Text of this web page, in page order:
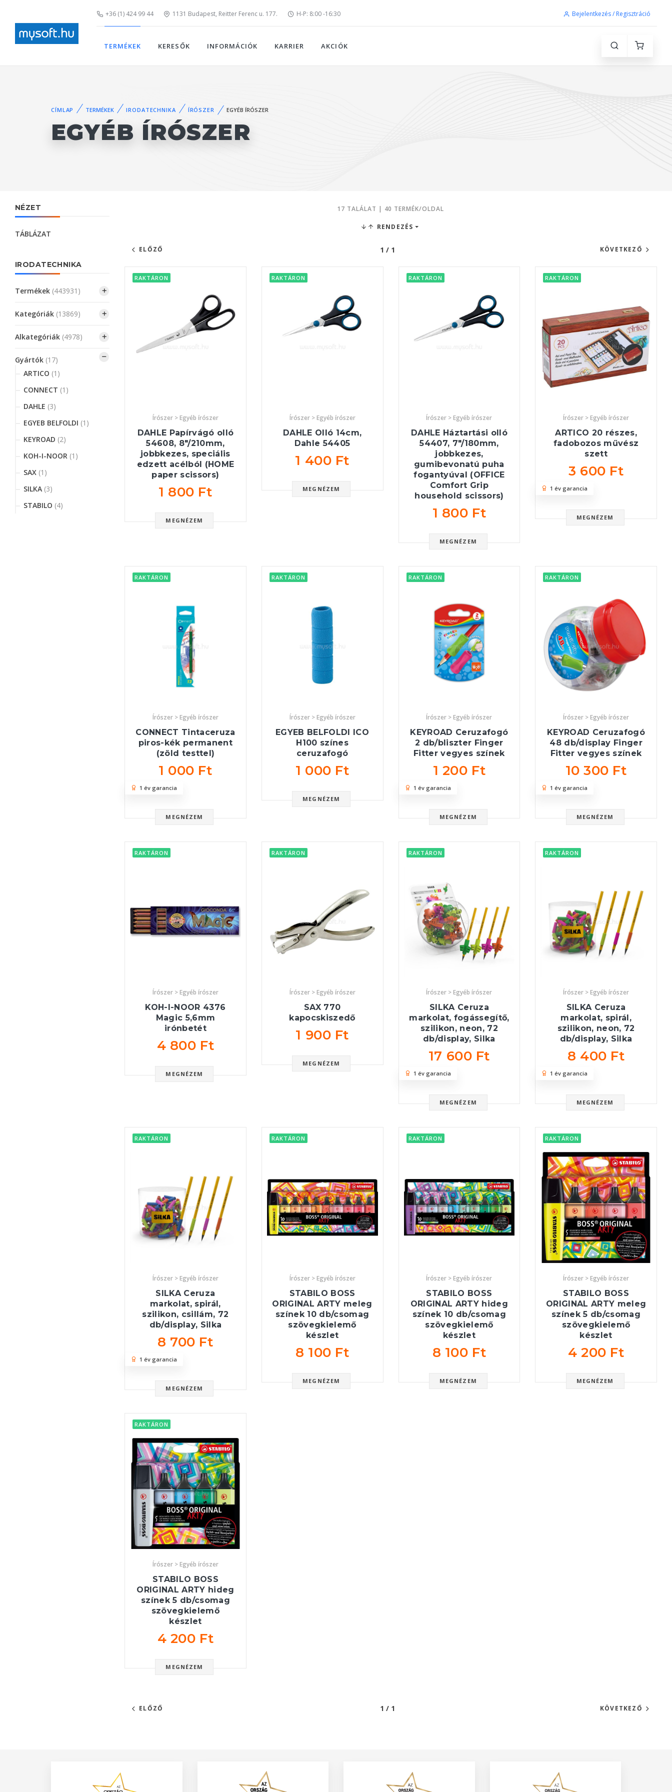
+36 (1) 424 99 44 1131 Budapest, Reitter Ferenc u. 177. H-P: 8:00 -16:30 Bejelentkezés / Regisztráció
TERMÉKEK KERESŐK INFORMÁCIÓK KARRIER AKCIÓK
CÍMLAP TERMÉKEK IRODATECHNIKA ÍRÓSZER EGYÉB ÍRÓSZER
EGYÉB ÍRÓSZER
NÉZET
TÁBLÁZAT
IRODATECHNIKA
Termékek (443931)
Kategóriák (13869)
Alkategóriák (4978)
Gyártók (17)
ARTICO (1)
CONNECT (1)
DAHLE (3)
EGYEB BELFOLDI (1)
KEYROAD (2)
KOH-I-NOOR (1)
SAX (1)
SILKA (3)
STABILO (4)
17 TALÁLAT | 40 TERMÉK/OLDAL
RENDEZÉS
ELŐZŐ 1 / 1 KÖVETKEZŐ
RAKTÁRON
Írószer > Egyéb írószer
DAHLE Papírvágó olló
54608, 8"/210mm,
jobbkezes, speciális
edzett acélból (HOME
paper scissors)
1 800 Ft
MEGNÉZEM
RAKTÁRON
Írószer > Egyéb írószer
DAHLE Olló 14cm,
Dahle 54405
1 400 Ft
MEGNÉZEM
RAKTÁRON
Írószer > Egyéb írószer
DAHLE Háztartási olló
54407, 7"/180mm,
jobbkezes,
gumibevonatú puha
fogantyúval (OFFICE
Comfort Grip
household scissors)
1 800 Ft
MEGNÉZEM
RAKTÁRON
Írószer > Egyéb írószer
ARTICO 20 részes,
fadobozos művész
szett
3 600 Ft
MEGNÉZEM
1 év garancia
RAKTÁRON
Írószer > Egyéb írószer
CONNECT Tintaceruza
piros-kék permanent
(zöld testtel)
1 000 Ft
MEGNÉZEM
1 év garancia
RAKTÁRON
Írószer > Egyéb írószer
EGYEB BELFOLDI ICO
H100 színes
ceruzafogó
1 000 Ft
MEGNÉZEM
RAKTÁRON
Írószer > Egyéb írószer
KEYROAD Ceruzafogó
2 db/bliszter Finger
Fitter vegyes színek
1 200 Ft
MEGNÉZEM
1 év garancia
RAKTÁRON
Írószer > Egyéb írószer
KEYROAD Ceruzafogó
48 db/display Finger
Fitter vegyes színek
10 300 Ft
MEGNÉZEM
1 év garancia
RAKTÁRON
Írószer > Egyéb írószer
KOH-I-NOOR 4376
Magic 5,6mm
irónbetét
4 800 Ft
MEGNÉZEM
RAKTÁRON
Írószer > Egyéb írószer
SAX 770
kapocskiszedő
1 900 Ft
MEGNÉZEM
RAKTÁRON
Írószer > Egyéb írószer
SILKA Ceruza
markolat, fogássegítő,
szilikon, neon, 72
db/display, Silka
17 600 Ft
MEGNÉZEM
1 év garancia
RAKTÁRON
Írószer > Egyéb írószer
SILKA Ceruza
markolat, spirál,
szilikon, neon, 72
db/display, Silka
8 400 Ft
MEGNÉZEM
1 év garancia
RAKTÁRON
Írószer > Egyéb írószer
SILKA Ceruza
markolat, spirál,
szilikon, csillám, 72
db/display, Silka
8 700 Ft
MEGNÉZEM
1 év garancia
RAKTÁRON
Írószer > Egyéb írószer
STABILO BOSS
ORIGINAL ARTY meleg
színek 10 db/csomag
szövegkielemő
készlet
8 100 Ft
MEGNÉZEM
RAKTÁRON
Írószer > Egyéb írószer
STABILO BOSS
ORIGINAL ARTY hideg
színek 10 db/csomag
szövegkielemő
készlet
8 100 Ft
MEGNÉZEM
RAKTÁRON
Írószer > Egyéb írószer
STABILO BOSS
ORIGINAL ARTY meleg
színek 5 db/csomag
szövegkielemő
készlet
4 200 Ft
MEGNÉZEM
RAKTÁRON
Írószer > Egyéb írószer
STABILO BOSS
ORIGINAL ARTY hideg
színek 5 db/csomag
szövegkielemő
készlet
4 200 Ft
MEGNÉZEM
ELŐZŐ 1 / 1 KÖVETKEZŐ